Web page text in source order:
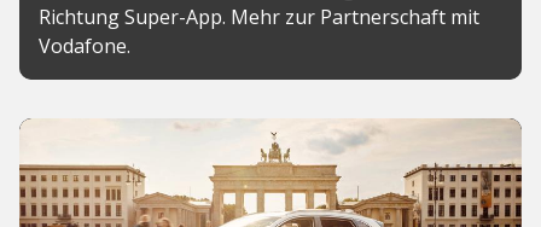
Richtung Super-App. Mehr zur Partnerschaft mit
Vodafone.